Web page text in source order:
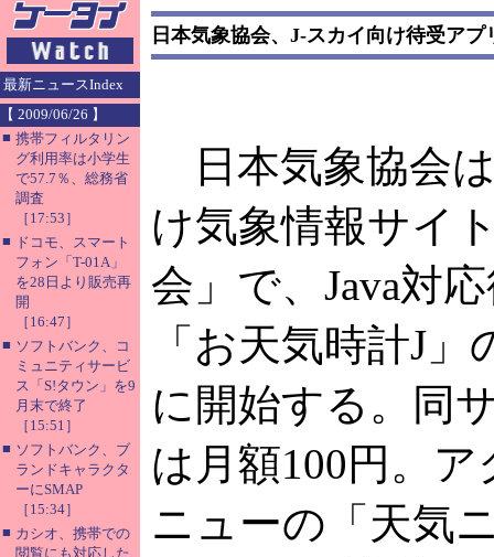
最新ニュースIndex
【 2009/06/26 】
■ 携帯フィルタリン
グ利用率は小学生
で57.7％、総務省
調査
［17:53］
■ ドコモ、スマート
フォン「T-01A」
を28日より販売再
開
［16:47］
■ ソフトバンク、コ
ミュニティサービ
ス「S!タウン」を9
月末で終了
［15:51］
■ ソフトバンク、ブ
ランドキャラクタ
ーにSMAP
［15:34］
■ カシオ、携帯での
閲覧にも対応した
日本気象協会、J-スカイ向け待受ア
日本気象協会
け気象情報サイ
会」で、Java対
「お天気時計J
に開始する。同
は月額100円。
ニューの「天気